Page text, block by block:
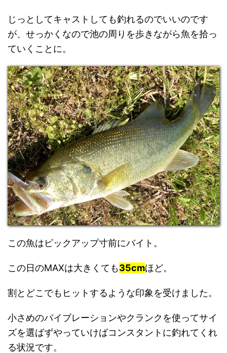
じっとしてキャストしても釣れるのでいいのです
が、せっかくなので池の周りを歩きながら魚を拾っ
ていくことに。
この魚はピックアップ寸前にバイト。
この日のMAXは大きくても35cmほど。
割とどこでもヒットするような印象を受けました。
小さめのバイブレーションやクランクを使ってサイ
ズを選ばずやっていけばコンスタントに釣れてくれ
る状況です。